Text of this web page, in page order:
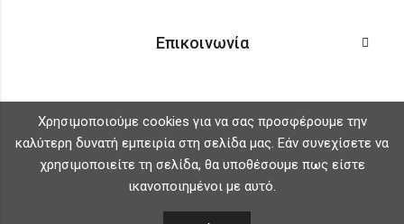
Επικοινωνία
Χρησιμοποιούμε cookies για να σας προσφέρουμε την
καλύτερη δυνατή εμπειρία στη σελίδα μας. Εάν συνεχίσετε να
χρησιμοποιείτε τη σελίδα, θα υποθέσουμε πως είστε
ικανοποιημένοι με αυτό.